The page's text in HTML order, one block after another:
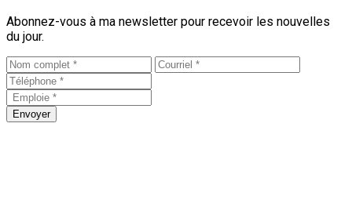
Abonnez-vous à ma newsletter pour recevoir les nouvelles
du jour.
Envoyer